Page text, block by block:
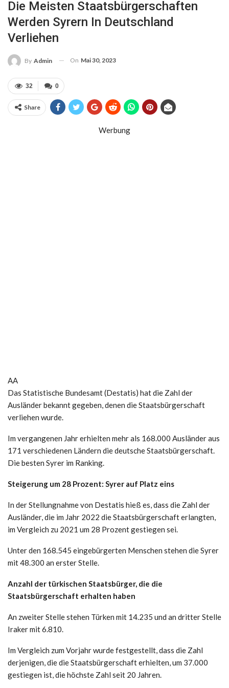
Die Meisten Staatsbürgerschaften
Werden Syrern In Deutschland
Verliehen
By Admin On Mai 30, 2023
0
32
Share
Werbung
AA
Das Statistische Bundesamt (Destatis) hat die Zahl der
Ausländer bekannt gegeben, denen die Staatsbürgerschaft
verliehen wurde.
Im vergangenen Jahr erhielten mehr als 168.000 Ausländer aus
171 verschiedenen Ländern die deutsche Staatsbürgerschaft.
Die besten Syrer im Ranking.
Steigerung um 28 Prozent: Syrer auf Platz eins
In der Stellungnahme von Destatis hieß es, dass die Zahl der
Ausländer, die im Jahr 2022 die Staatsbürgerschaft erlangten,
im Vergleich zu 2021 um 28 Prozent gestiegen sei.
Unter den 168.545 eingebürgerten Menschen stehen die Syrer
mit 48.300 an erster Stelle.
Anzahl der türkischen Staatsbürger, die die
Staatsbürgerschaft erhalten haben
An zweiter Stelle stehen Türken mit 14.235 und an dritter Stelle
Iraker mit 6.810.
Im Vergleich zum Vorjahr wurde festgestellt, dass die Zahl
derjenigen, die die Staatsbürgerschaft erhielten, um 37.000
gestiegen ist, die höchste Zahl seit 20 Jahren.